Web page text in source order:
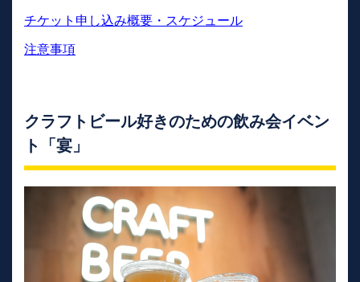
チケット申し込み概要・スケジュール
注意事項
クラフトビール好きのための飲み会イベン
ト「宴」